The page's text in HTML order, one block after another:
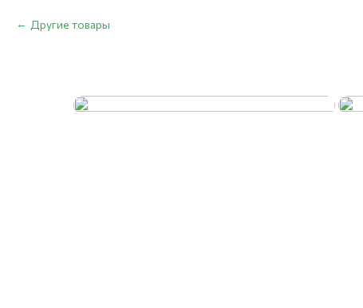
Другие товары